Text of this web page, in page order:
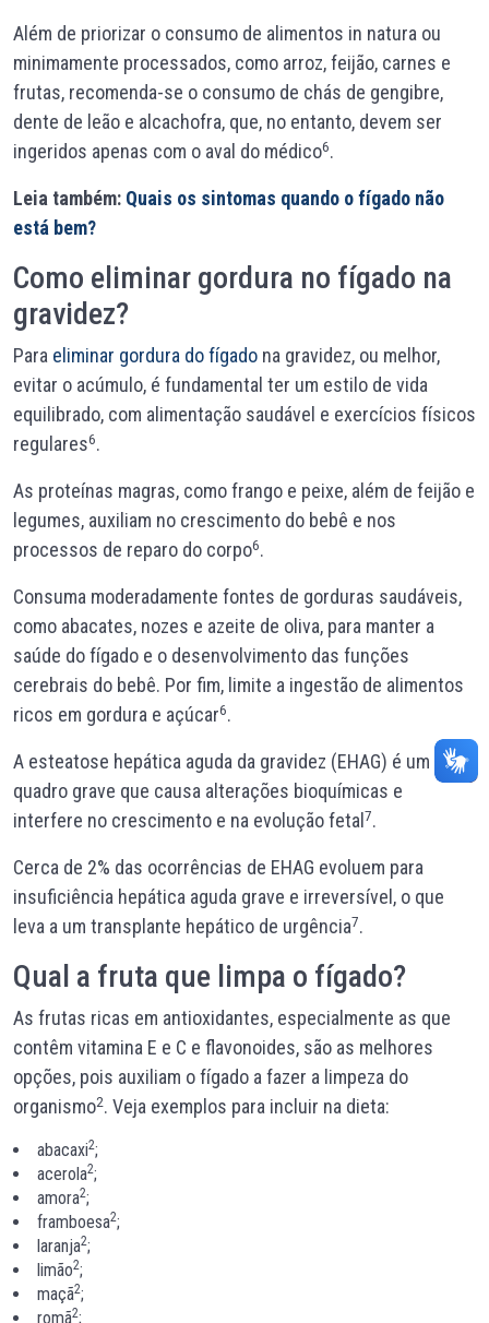
Além de priorizar o consumo de alimentos in natura ou
minimamente processados, como arroz, feijão, carnes e
frutas, recomenda-se o consumo de chás de gengibre,
dente de leão e alcachofra, que, no entanto, devem ser
ingeridos apenas com o aval do médico6.
Leia também: Quais os sintomas quando o fígado não
está bem?
Como eliminar gordura no fígado na
gravidez?
Para eliminar gordura do fígado na gravidez, ou melhor,
evitar o acúmulo, é fundamental ter um estilo de vida
equilibrado, com alimentação saudável e exercícios físicos
regulares6.
As proteínas magras, como frango e peixe, além de feijão e
legumes, auxiliam no crescimento do bebê e nos
processos de reparo do corpo6.
Consuma moderadamente fontes de gorduras saudáveis,
como abacates, nozes e azeite de oliva, para manter a
saúde do fígado e o desenvolvimento das funções
cerebrais do bebê. Por fim, limite a ingestão de alimentos
ricos em gordura e açúcar6.
A esteatose hepática aguda da gravidez (EHAG) é um
quadro grave que causa alterações bioquímicas e
interfere no crescimento e na evolução fetal 7.
Cerca de 2% das ocorrências de EHAG evoluem para
insuficiência hepática aguda grave e irreversível, o que
leva a um transplante hepático de urgência7.
Qual a fruta que limpa o fígado?
As frutas ricas em antioxidantes, especialmente as que
contêm vitamina E e C e flavonoides, são as melhores
opções, pois auxiliam o fígado a fazer a limpeza do
organismo2. Veja exemplos para incluir na dieta:
abacaxi2;
acerola2;
amora2;
framboesa2;
laranja2;
limão2;
maçã2;
romã2;